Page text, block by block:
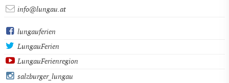
info@lungau.at
lungauferien
LungauFerien
LungauFerienregion
salzburger_lungau